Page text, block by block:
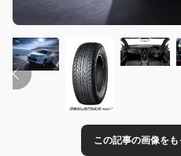
この記事の画像をも